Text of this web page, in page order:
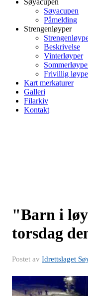
Søyacupen
Søyacupen
Påmelding
Strengenløyper
Beskrivelse
Vinterløyper
Frivillig
Kart merkaturer
Galleri
Filarkiv
Kontakt
"Barn i
torsdag
Postet av Idrettslaget